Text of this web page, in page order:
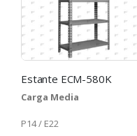
Estante ECM-580K
Carga Media
P14 / E22